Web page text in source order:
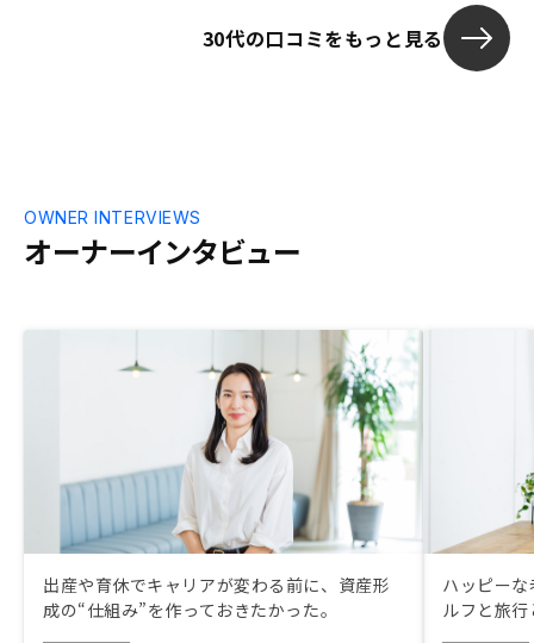
30代の口コミをもっと見る
オーナーインタビュー
OWNER INTERVIEWS
出産や育休でキャリアが変わる前に、資産形
成の“仕組み”を作っておきたかった。
ハッピー
ルフと旅